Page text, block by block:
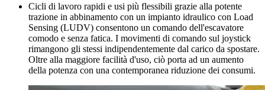
Cicli di lavoro rapidi e usi più flessibili grazie alla potente
trazione in abbinamento con un impianto idraulico con Load
Sensing (LUDV) consentono un comando dell'escavatore
comodo e senza fatica. I movimenti di comando sul joystick
rimangono gli stessi indipendentemente dal carico da spostare.
Oltre alla maggiore facilità d'uso, ciò porta ad un aumento
della potenza con una contemporanea riduzione dei consumi.